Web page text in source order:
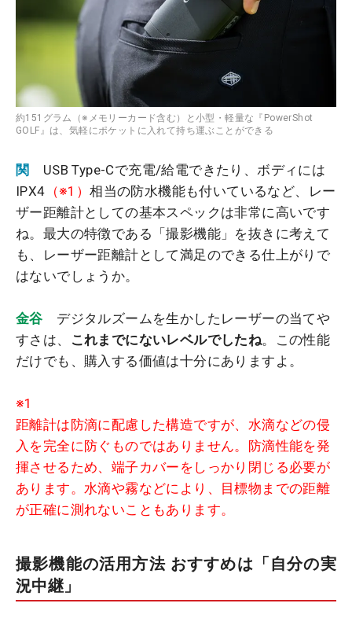
約151グラム（※メモリーカード含む）と小型・軽量な『PowerShot
GOLF』は、気軽にポケットに入れて持ち運ぶことができる
関
USB Type-Cで充電/給電できたり、ボディには
IPX4 （※1）相当の防水機能も付いているなど、レー
ザー距離計としての基本スペックは非常に高いです
ね。最大の特徴である「撮影機能」を抜きに考えて
も、レーザー距離計として満足のできる仕上がりで
はないでしょうか。
金谷 デジタルズームを生かしたレーザーの当てや
すさは、
これまでにないレベルでしたね。この性能
だけでも、購入する価値は十分にありますよ。
※1
距離計は防滴に配慮した構造ですが、水滴などの侵
入を完全に防ぐものではありません。防滴性能を発
揮させるため、端子カバーをしっかり閉じる必要が
あります。水滴や霧などにより、目標物までの距離
が正確に測れないこともあります。
撮影機能の活用方法 おすすめは「自分の実
況中継」